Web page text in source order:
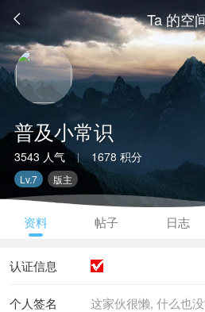
 Ta 的空
普及小常识
3543 人气 | 1678 积分
Lv.7 版主
资料 帖子 日志
认证信息
这家伙很懒, 什么也
个人签名